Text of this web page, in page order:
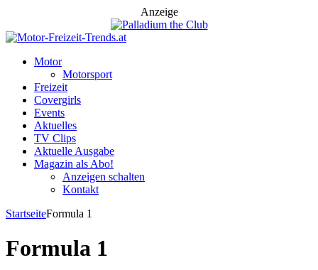
Anzeige
Motor
Motorsport
Freizeit
Covergirls
Events
Aktuelles
TV Clips
Aktuelle Ausgabe
Magazin als Abo!
Anzeigen schalten
Kontakt
StartseiteFormula 1
Formula 1